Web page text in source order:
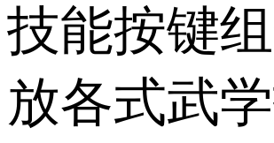
技能按键
放各式武